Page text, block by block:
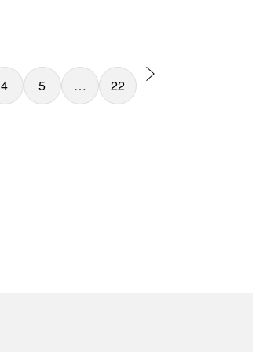
4 5 … 22